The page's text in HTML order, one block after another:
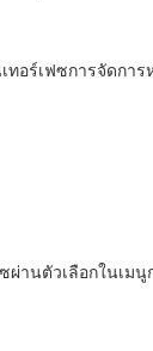
ทอร์เฟซการจัดการ
านตัวเลือกในเมนู